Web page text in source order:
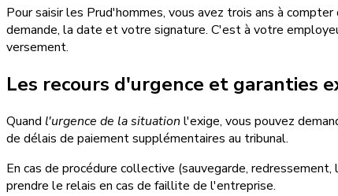
Pour saisir les Prud'hommes, vous avez trois ans à
demande, la date et votre signature. C'est à votre
versement.
Les recours d'urgence et garanties
Quand l'urgence de la situation l'exige, vous pouvez
de délais de paiement supplémentaires au tribunal.
En cas de procédure collective (sauvegarde,
prendre le relais en cas de faillite de l'entreprise.